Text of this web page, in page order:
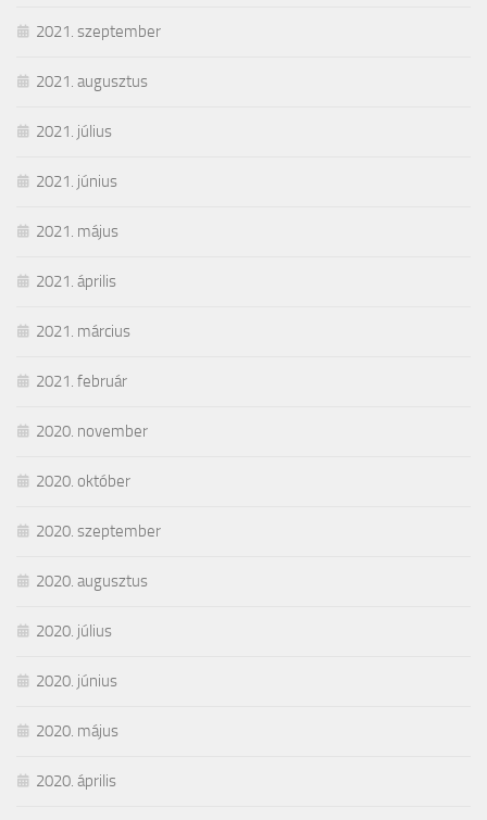
2021. szeptember
2021. augusztus
2021. július
2021. június
2021. május
2021. április
2021. március
2021. február
2020. november
2020. október
2020. szeptember
2020. augusztus
2020. július
2020. június
2020. május
2020. április